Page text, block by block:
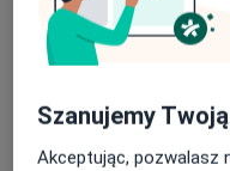
Chirurgia
Stomatologia ogólna
Protetyka
Główne obszary pomocy
Szanujemy
Akceptując, pozwalasz